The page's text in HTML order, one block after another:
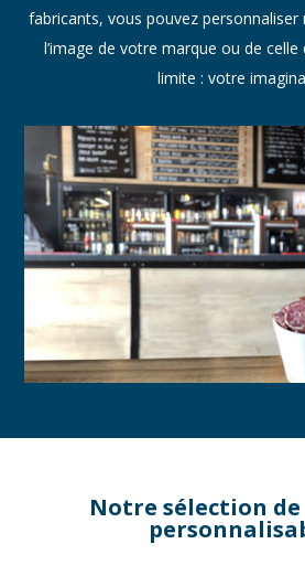
fabricants, vous pouvez personnaliser
l’image de votre marque ou de
limite : votre
Notre sélection